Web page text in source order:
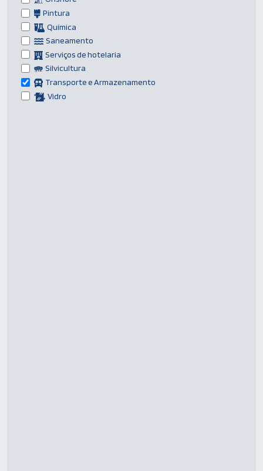
Pintura
Química
Saneamento
Serviços de hotelaria
Silvicultura
Transporte e Armazenamento
Vidro